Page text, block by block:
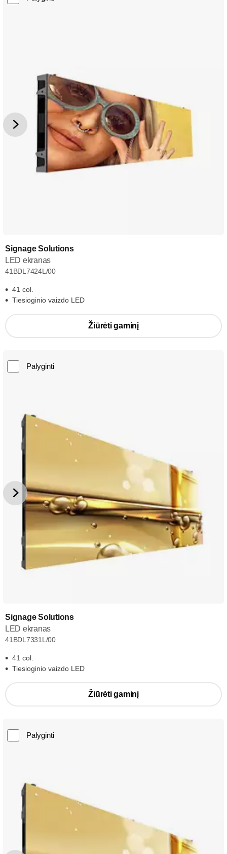
Signage Solutions
LED ekranas
41BDL7424L/00
41 col.
Tiesioginio vaizdo LED
Žiūrėti gaminį
Palyginti
Signage Solutions
LED ekranas
41BDL7331L/00
41 col.
Tiesioginio vaizdo LED
Žiūrėti gaminį
Palyginti